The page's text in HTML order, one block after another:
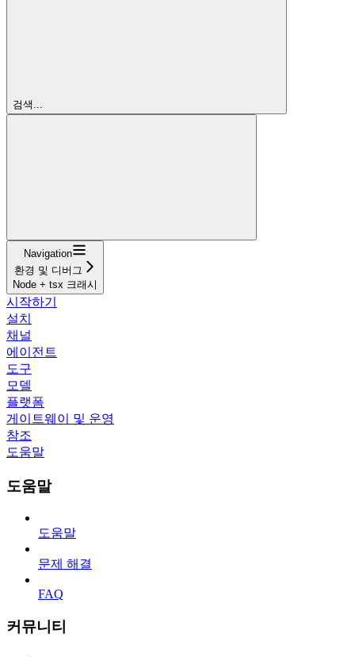
검색...
Navigation
환경 및 디버그
Node + tsx 크래시
시작하기
설치
채널
에이전트
도구
모델
플랫폼
게이트웨이 및 운영
참조
도움말
도움말
도움말
문제 해결
FAQ
커뮤니티